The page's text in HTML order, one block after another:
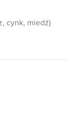
cynk, miedź)